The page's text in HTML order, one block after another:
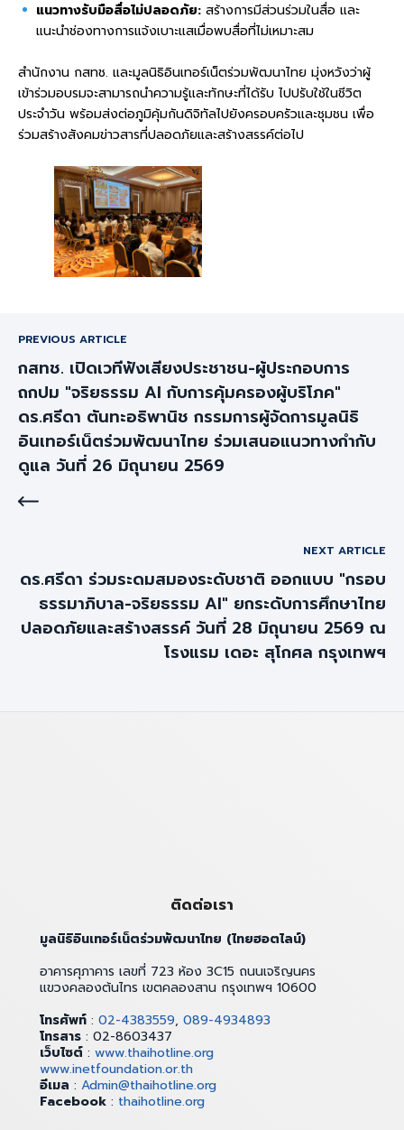
แนวทางรับมือสื่อไม่ปลอดภัย: สร้างการมีส่วนร่วมในสื่อ และ
แนะนำช่องทางการแจ้งเบาะแสเมื่อพบสื่อที่ไม่เหมาะสม
สำนักงาน กสทช. และมูลนิธิอินเทอร์เน็ตร่วมพัฒนาไทย มุ่งหวังว่าผู้
เข้าร่วมอบรมจะสามารถนำความรู้และทักษะที่ได้รับ ไปปรับใช้ในชีวิต
ประจำวัน พร้อมส่งต่อภูมิคุ้มกันดิจิทัลไปยังครอบครัวและชุมชน เพื่อ
ร่วมสร้างสังคมข่าวสารที่ปลอดภัยและสร้างสรรค์ต่อไป
PREVIOUS ARTICLE
กสทช. เปิดเวทีฟังเสียงประชาชน-ผู้ประกอบการ
ถกปม "จริยธรรม AI กับการคุ้มครองผู้บริโภค"
ดร.ศรีดา ตันทะอธิพานิช กรรมการผู้จัดการมูลนิธิ
อินเทอร์เน็ตร่วมพัฒนาไทย ร่วมเสนอแนวทางกำกับ
ดูแล วันที่ 26 มิถุนายน 2569
NEXT ARTICLE
ดร.ศรีดา ร่วมระดมสมองระดับชาติ ออกแบบ "กรอบ
ธรรมาภิบาล-จริยธรรม AI" ยกระดับการศึกษาไทย
ปลอดภัยและสร้างสรรค์ วันที่ 28 มิถุนายน 2569 ณ
โรงแรม เดอะ สุโกศล กรุงเทพฯ
ติดต่อเรา
มูลนิธิอินเทอร์เน็ตร่วมพัฒนาไทย (ไทยฮอตไลน์)
อาคารศุภาคาร เลขที่ 723 ห้อง 3C15 ถนนเจริญนคร
แขวงคลองต้นไทร เขตคลองสาน กรุงเทพฯ 10600
โทรศัพท์ : 02-4383559, 089-4934893
โทรสาร : 02-8603437
เว็บไซต์ : www.thaihotline.org
www.inetfoundation.or.th
อีเมล : Admin@thaihotline.org
Facebook : thaihotline.org